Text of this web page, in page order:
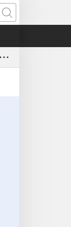
Hikaroka